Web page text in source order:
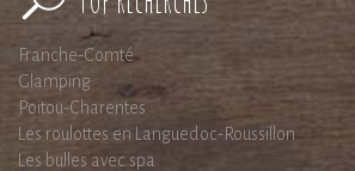
Franche-Comté
Glamping
Poitou-Charentes
Les roulottes en Languedoc-Roussillon
Les bulles avec spa